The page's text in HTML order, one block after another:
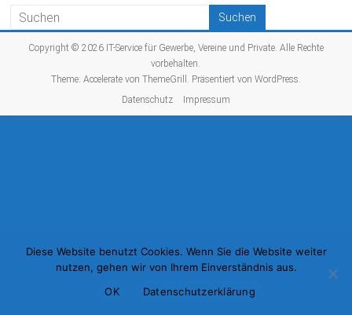
Copyright © 2026 IT-Service für Gewerbe, Vereine und Private. Alle Rechte
vorbehalten.
Theme: Acceleratevon ThemeGrill. Präsentiert von WordPress.
Datenschutz
Impressum
Diese Website benutzt Cookies. Wenn Sie die Website weiter
nutzen, gehen wir von Ihrem Einverständnis aus.
OK
Datenschutzerklärung